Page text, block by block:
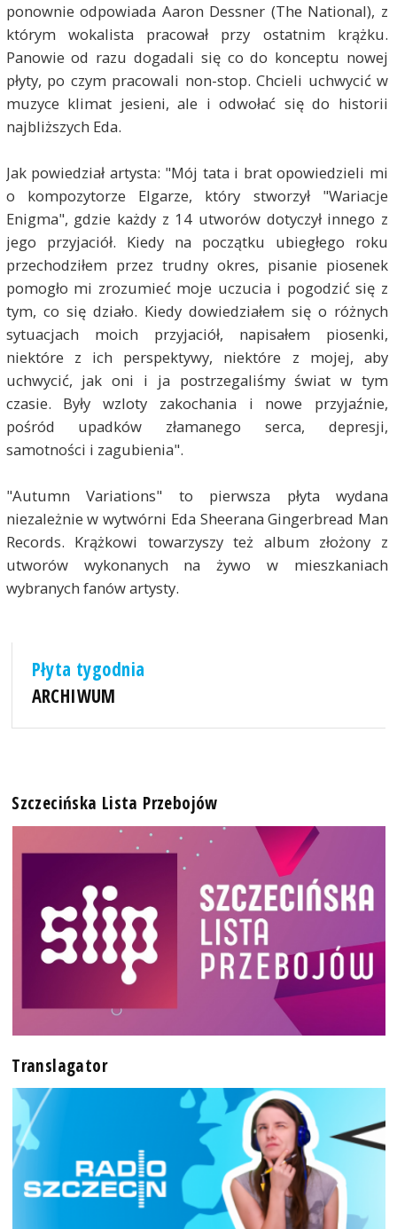
ponownie odpowiada Aaron Dessner (The National), z
którym wokalista pracował przy ostatnim krążku.
Panowie od razu dogadali się co do konceptu nowej
płyty, po czym pracowali non-stop. Chcieli uchwycić w
muzyce klimat jesieni, ale i odwołać się do historii
najbliższych Eda.
Jak powiedział artysta: "Mój tata i brat opowiedzieli mi
o kompozytorze Elgarze, który stworzył "Wariacje
Enigma", gdzie każdy z 14 utworów dotyczył innego z
jego przyjaciół. Kiedy na początku ubiegłego roku
przechodziłem przez trudny okres, pisanie piosenek
pomogło mi zrozumieć moje uczucia i pogodzić się z
tym, co się działo. Kiedy dowiedziałem się o różnych
sytuacjach moich przyjaciół, napisałem piosenki,
niektóre z ich perspektywy, niektóre z mojej, aby
uchwycić, jak oni i ja postrzegaliśmy świat w tym
czasie. Były wzloty zakochania i nowe przyjaźnie,
pośród upadków złamanego serca, depresji,
samotności i zagubienia".
"Autumn Variations" to pierwsza płyta wydana
niezależnie w wytwórni Eda Sheerana Gingerbread Man
Records. Krążkowi towarzyszy też album złożony z
utworów wykonanych na żywo w mieszkaniach
wybranych fanów artysty.
Płyta tygodnia
ARCHIWUM
Szczecińska Lista Przebojów
Translagator